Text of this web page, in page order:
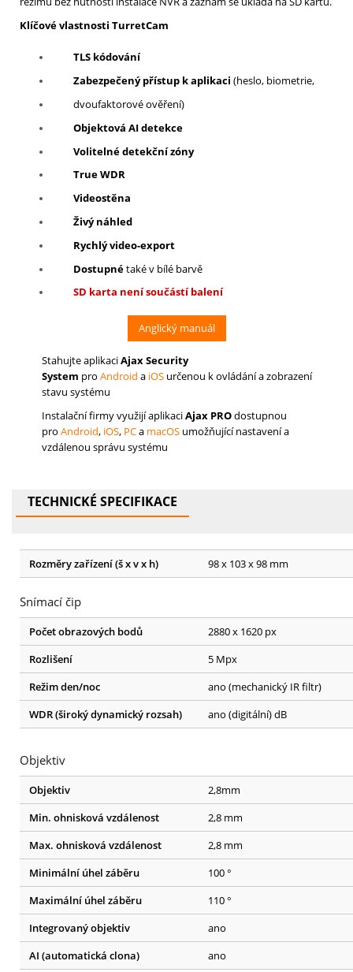
Klíčové vlastnosti TurretCam
TLS kódování
Zabezpečený přístup k aplikaci (heslo, biometrie,
dvoufaktorové ověření)
Objektová AI detekce
Volitelné detekční zóny
True WDR
Videostěna
Živý náhled
Rychlý video-export
Dostupnétaké v bílé barvě
SD karta není součástí balení
Anglický manuál
Stahujte aplikaciAjax Security
System pro Android a iOS určenou k ovládání a zobrazení
stavu systému
Instalační firmy využijí aplikaciAjax PROdostupnou
pro Android, iOS, PCa macOS umožňující nastavení a
vzdálenou správu systému
TECHNICKÉ SPECIFIKACE
Rozměry zařízení (š x v x h) 98 x 103 x 98 mm
Snímací čip
Počet obrazových bodů
2880 x 1620 px
Rozlišení
5 Mpx
Režim den/noc
ano (mechanický IR filtr)
WDR (široký dynamický rozsah)
ano (digitální) dB
Objektiv
Objektiv
2,8mm
Min. ohnisková vzdálenost
2,8 mm
Max. ohnisková vzdálenost
2,8 mm
Minimální úhel záběru
100 °
Maximální úhel záběru
110 °
Integrovaný objektiv
ano
AI (automatická clona)
ano